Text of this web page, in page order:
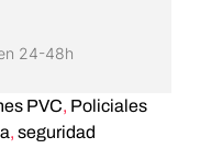
24-48h
PVC, Policiales
, seguridad